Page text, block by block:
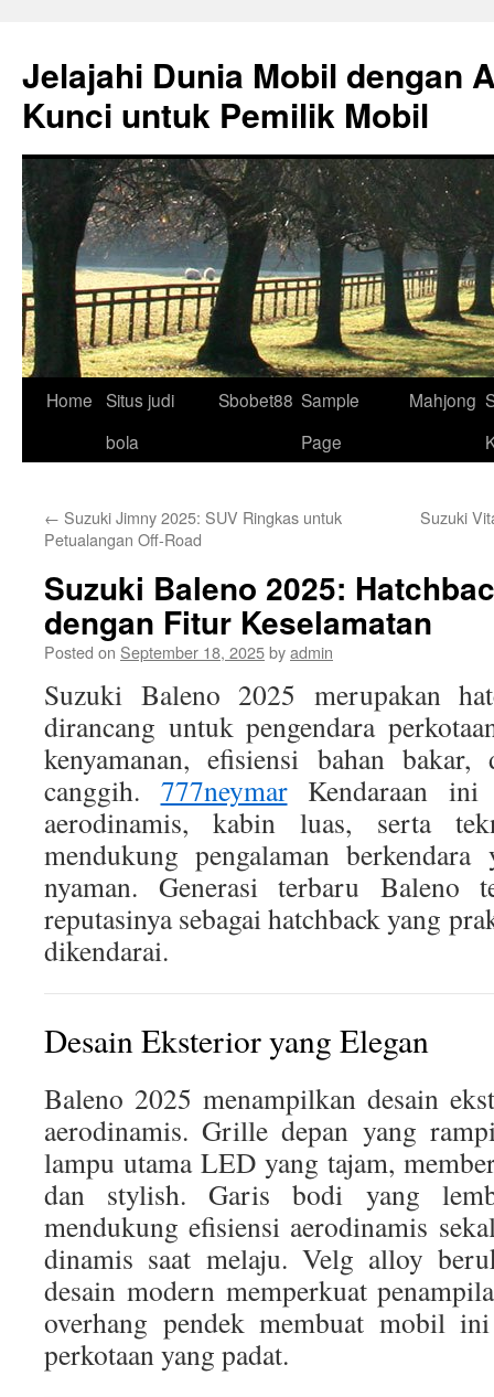
content
Jelajahi Dunia Mobil dengan
Kunci untuk Pemilik Mobil
Home Situs judi
bola
Sbobet88 Sample
Page
Mahjong
← Suzuki Jimny 2025: SUV Ringkas untuk
Petualangan Off-Road
Suzuki
Suzuki Baleno 2025:
dengan Fitur Keselamatan
Posted on September 18, 2025byadmin
Suzuki Baleno 2025 merupakan
dirancang untuk pengendara
kenyamanan, efisiensi bahan
canggih. 777neymarKendaraan ini
aerodinamis, kabin luas, serta
mendukung pengalaman
nyaman. Generasi terbaru Baleno
reputasinya sebagai hatchback yang
dikendarai.
Desain Eksterior yang Elegan
Baleno 2025 menampilkan desain
aerodinamis. Grille depan yang
lampu utama LED yang tajam,
dan stylish. Garis bodi yang
mendukung efisiensi aerodinamis
dinamis saat melaju. Velg alloy
desain modern memperkuat
overhang pendek membuat mobil
perkotaan yang padat.